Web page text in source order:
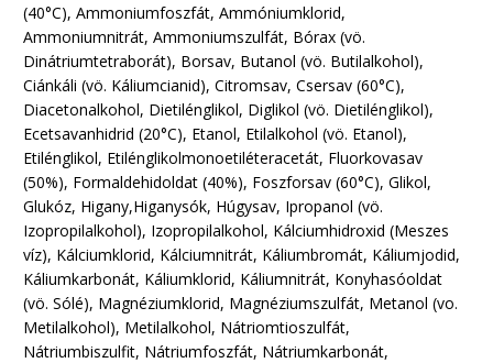
(40°C), Ammoniumfoszfát, Ammóniumklorid,
Ammoniumnitrát, Ammoniumszulfát, Bórax (vö.
Dinátriumtetraborát), Borsav, Butanol (vö. Butilalkohol),
Ciánkáli (vö. Káliumcianid), Citromsav, Csersav (60°C),
Diacetonalkohol, Dietilénglikol, Diglikol (vö. Dietilénglikol),
Ecetsavanhidrid (20°C), Etanol, Etilalkohol (vö. Etanol),
Etilénglikol, Etilénglikolmonoetiléteracetát, Fluorkovasav
(50%), Formaldehidoldat (40%), Foszforsav (60°C), Glikol,
Glukóz, Higany,Higanysók, Húgysav, Ipropanol (vö.
Izopropilalkohol), Izopropilalkohol, Kálciumhidroxid (Meszes
víz), Kálciumklorid, Kálciumnitrát, Káliumbromát, Káliumjodid,
Káliumkarbonát, Káliumklorid, Káliumnitrát, Konyhasóoldat
(vö. Sólé), Magnéziumklorid, Magnéziumszulfát, Metanol (vo.
Metilalkohol), Metilalkohol, Nátriomtioszulfát,
Nátriumbiszulfit, Nátriumfoszfát, Nátriumkarbonát,